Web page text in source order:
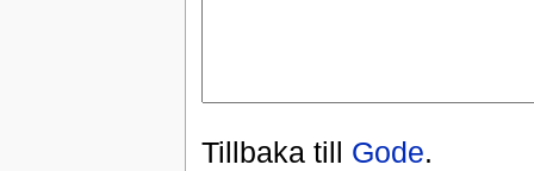
Tillbaka till Gode.